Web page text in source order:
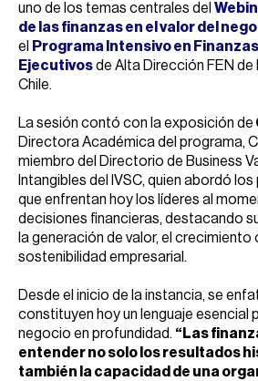
uno de los temas centrales del
de las finanzas en el valor del
el
Programa Intensivo en
Ejecutivosde Alta Dirección FEN de
Chile.
La sesión contó con la exposición de
Directora Académica del programa,
miembro del Directorio de Business
Intangibles del IVSC, quien abordó
que enfrentan hoy los líderes al
decisiones financieras, destacando
la generación de valor, el crecimiento
sostenibilidad empresarial.
Desde el inicio de la instancia, se
constituyen hoy un lenguaje esencial
negocio en profundidad. “Las
entender no solo los resultados
también la capacidad de una